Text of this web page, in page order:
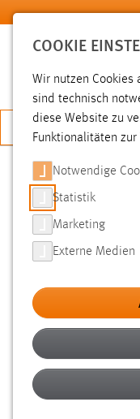
Zum Hauptinhalt springen
Hochschule Aktuelles
VIELFÄLTIGE
GESTARTET
08.05.2026
Tausende
COOKIE
Wir nutzen Cookies
sind technisch
diese Website zu
Funktionalitäten
Notwendige
Statistik
Marketing
Externe Medien